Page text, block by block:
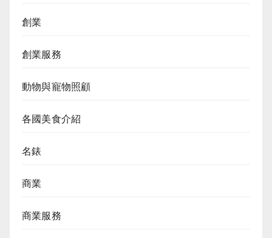
創業
創業服務
動物與寵物照顧
各國美食介紹
名錶
商業
商業服務